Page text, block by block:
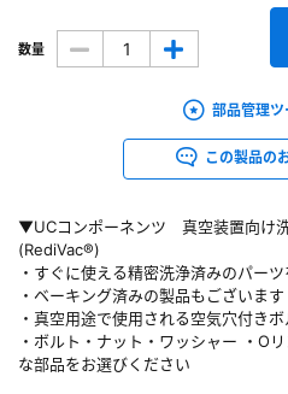
▼UCコンポーネンツ 真空装置向け
(RediVac®)
・すぐに使える精密洗浄済みのパー
・ベーキング済みの製品もございます
・真空用途で使用される空気穴付き
・ボルト・ナット・ワッシャー ・O
な部品をお選びください
数量
部品管理
この製品の
会員の方
※メールアドレスを忘れた方は、お問い合